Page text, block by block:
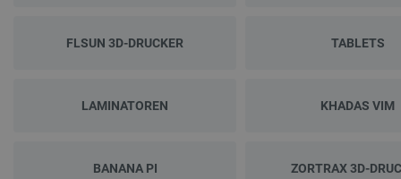
FLSUN 3D-DRUCKER TABLETS
LAMINATOREN KHADAS VIM
BANANA PI ZORTRAX 3D-